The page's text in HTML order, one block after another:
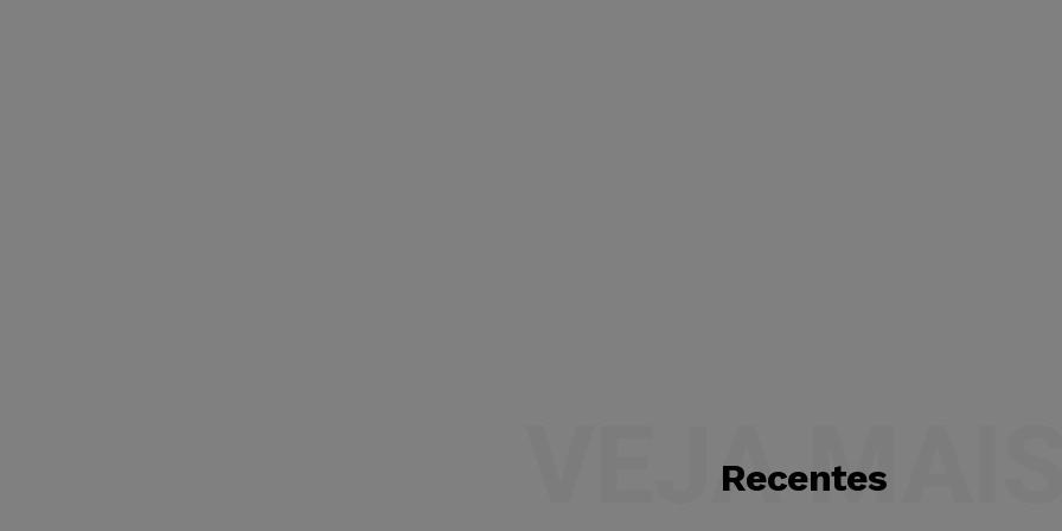
Recentes
VEJA